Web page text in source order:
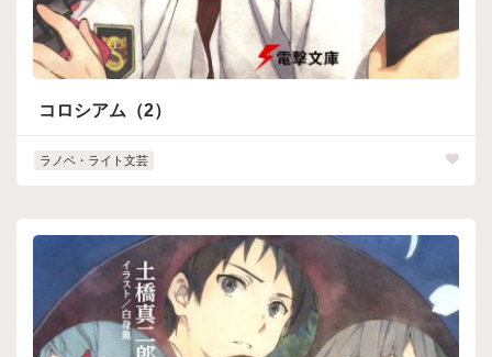
コロシアム（2）
ラノベ・ライト文芸